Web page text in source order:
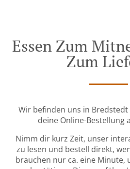
Essen Zum
Zum
Wir befinden uns in
deine Online-Bestellung
Nimm dir kurz Zeit, unser
zu lesen und bestell direkt,
brauchen nur ca. eine Minute,